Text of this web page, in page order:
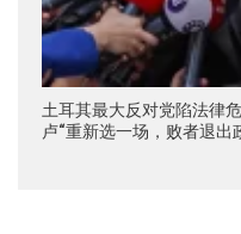
土耳其最大反对党陷法律
卢“重新选一场，败者退出